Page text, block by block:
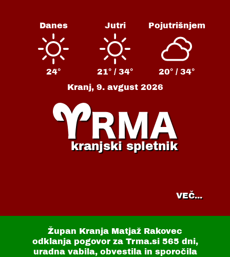
Danes
24°
Jutri
21° / 34°
Pojutrišnjem
20° / 34°
Kranj, 9. avgust 2026
kranjski spletnik
VEČ...
Župan Kranja Matjaž Rakovec
odklanja pogovor za Trma.si 565 dni,
uradna vabila, obvestila in sporočila